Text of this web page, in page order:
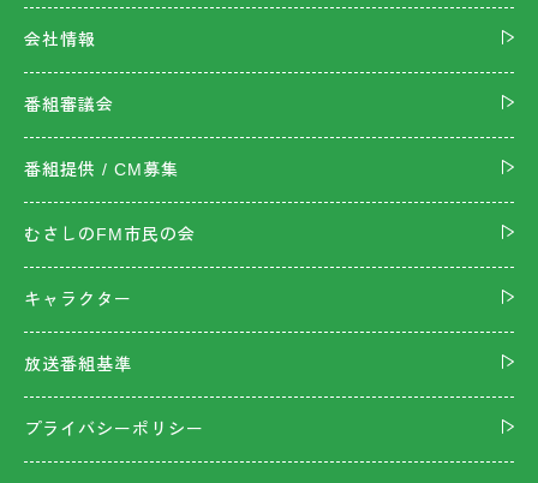
会社情報
番組審議会
番組提供 / CM募集
むさしのFM市民の会
キャラクター
放送番組基準
プライバシーポリシー